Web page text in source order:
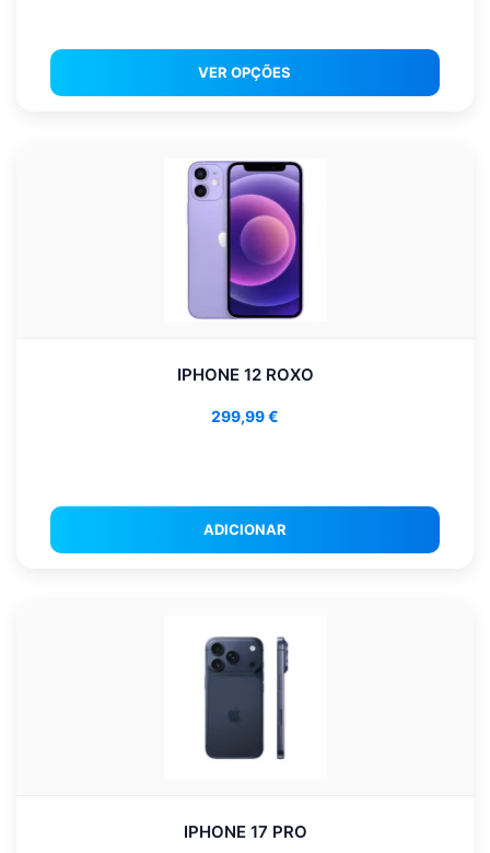
VER OPÇÕES
IPHONE 12 ROXO
299,99€
ADICIONAR
IPHONE 17 PRO